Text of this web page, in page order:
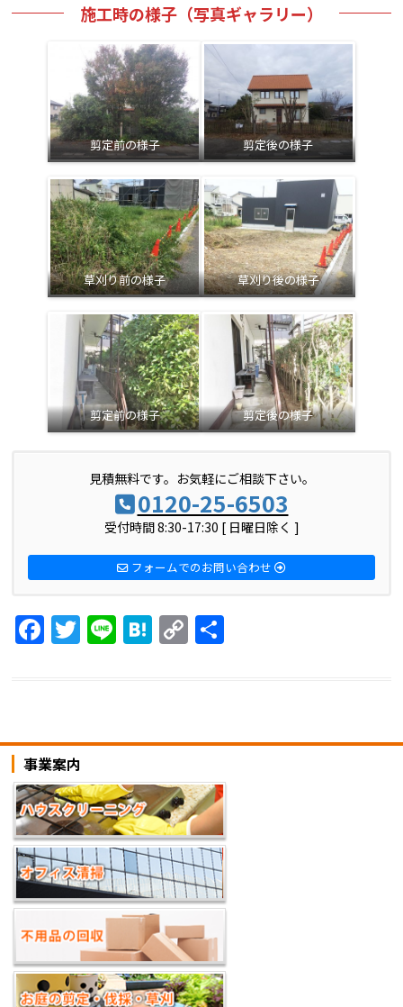
施工時の様子（写真ギャラリー）
剪定前の様子 剪定後の様子
草刈り前の様子 草刈り後の様子
剪定前の様子 剪定後の様子
見積無料です。お気軽にご相談下さい。
0120-25-6503
受付時間 8:30-17:30 [ 日曜日除く ]
フォームでのお問い合わせ
F
b
o
o
k
T Li H
a
C
Li
n
k
事業案内